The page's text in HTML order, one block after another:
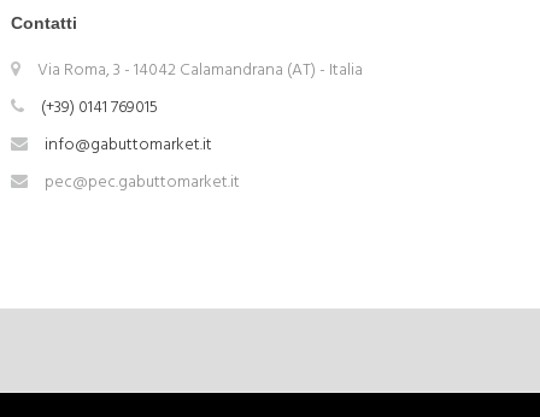
Contatti
Via Roma, 3 - 14042 Calamandrana (AT) - Italia
(+39) 0141 769015
info@gabuttomarket.it
pec@pec.gabuttomarket.it